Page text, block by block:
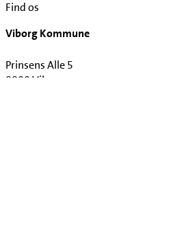
Find os
Viborg Kommune
Prinsens Alle 5
8800 Viborg